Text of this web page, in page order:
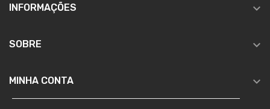
INFORMAÇÕES 
SOBRE 
MINHA CONTA 